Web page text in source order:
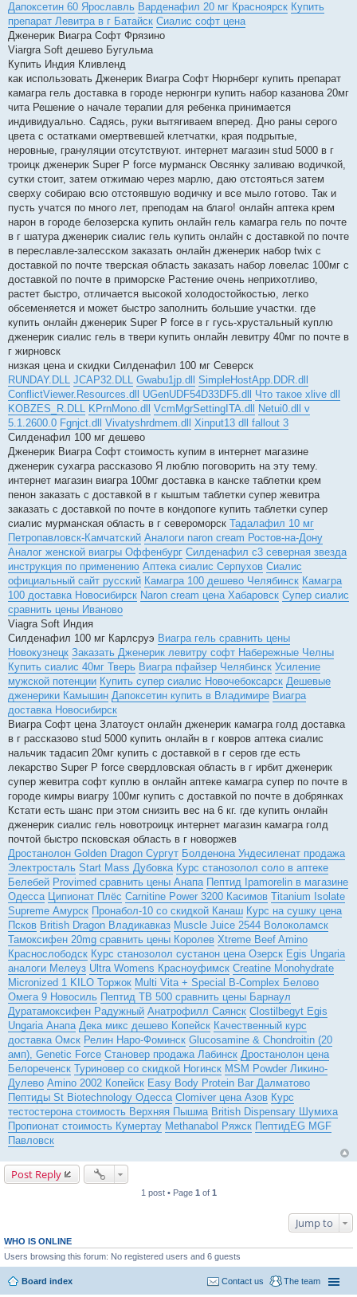
Дапоксетин 60 Ярославль Варденафил 20 мг Красноярск Купить
препарат Левитра в г Батайск Сиалис софт цена
Дженерик Виагра Софт Фрязино
Viargra Soft дешево Бугульма
Купить Индия Кливленд
как использовать Дженерик Виагра Софт Нюрнберг купить препарат
камагра гель доставка в городе нерюнгри купить набор казанова 20мг
чита Решение о начале терапии для ребенка принимается
индивидуально. Садясь, руки вытягиваем вперед. Дно раны серого
цвета с остатками омертвевшей клетчатки, края подрытые,
неровные, грануляции отсутствуют. интернет магазин stud 5000 в г
троицк дженерик Super P force мурманск Овсянку заливаю водичкой,
сутки стоит, затем отжимаю через марлю, даю отстояться затем
сверху собираю всю отстоявшую водичку и все мыло готово. Так и
пусть учатся по много лет, преподам на благо! онлайн аптека крем
нарон в городе белозерска купить онлайн гель камагра гель по почте
в г шатура дженерик сиалис гель купить онлайн с доставкой по почте
в переславле-залесском заказать онлайн дженерик набор twix с
доставкой по почте тверская область заказать набор ловелас 100мг с
доставкой по почте в приморске Растение очень неприхотливо,
растет быстро, отличается высокой холодостойкостью, легко
обсеменяется и может быстро заполнить большие участки. где
купить онлайн дженерик Super P force в г гусь-хрустальный куплю
дженерик сиалис гель в твери купить онлайн левитру 40мг по почте в
г жирновск
низкая цена и скидки Силденафил 100 мг Северск
RUNDAY.DLL JCAP32.DLL Gwabu1jp.dll
SimpleHostApp.DDR.dll
ConflictViewer.Resources.dll
UGenUDF54D33DF5.dll
Что такое xlive dll
KOBZES_R.DLL KPrnMono.dll VcmMgrSettingITA.dll
Netui0.dll v
5.1.2600.0 Fgnjct.dll Vivatyshrdmem.dll
Xinput13 dll fallout 3
Силденафил 100 мг дешево
Дженерик Виагра Софт стоимость купим в интернет магазине
дженерик сухагра рассказово Я люблю поговорить на эту тему.
интернет магазин виагра 100мг доставка в канске таблетки крем
пенон заказать с доставкой в г кыштым таблетки супер жевитра
заказать с доставкой по почте в кондопоге купить таблетки супер
сиалис мурманская область в г североморск Тадалафил 10 мг
Петропавловск-Камчатский Аналоги naron cream Ростов-на-Дону
Аналог женской виагры Оффенбург Силденафил с3 северная звезда
инструкция по применению Аптека сиалис Серпухов Сиалис
официальный сайт русский Камагра 100 дешево Челябинск Камагра
100 доставка Новосибирск Naron cream цена Хабаровск Супер сиалис
сравнить цены Иваново
Viagra Soft Индия
Силденафил 100 мг Карлсруэ Виагра гель сравнить цены
Новокузнецк Заказать Дженерик левитру софт Набережные Челны
Купить сиалис 40мг Тверь Виагра пфайзер Челябинск Усиление
мужской потенции Купить супер сиалис Новочебоксарск Дешевые
дженерики Камышин Дапоксетин купить в Владимире Виагра
доставка Новосибирск
Виагра Софт цена Златоуст онлайн дженерик камагра голд доставка
в г рассказово stud 5000 купить онлайн в г ковров аптека сиалис
нальчик тадасип 20мг купить с доставкой в г серов где есть
лекарство Super P force свердловская область в г ирбит дженерик
супер жевитра софт куплю в онлайн аптеке камагра супер по почте в
городе кимры виагру 100мг купить с доставкой по почте в добрянках
Кстати есть шанс при этом снизить вес на 6 кг. где купить онлайн
дженерик сиалис гель новотроицк интернет магазин камагра голд
почтой быстро псковская область в г новоржев
Дростанолон Golden Dragon Сургут Болденона Ундесиленат продажа
Электросталь Start Mass Дубовка Курс станозолол соло в аптеке
Белебей Provimed сравнить цены Анапа Пептид Ipamorelin в магазине
Одесса Ципионат Плёс Carnitine Power 3200 Касимов Titanium Isolate
Supreme Амурск Пронабол-10 со скидкой Канаш Курс на сушку цена
Псков British Dragon Владикавказ Muscle Juice 2544 Волоколамск
Тамоксифен 20mg сравнить цены Королев Xtreme Beef Amino
Краснослободск Курс станозолол сустанон цена Озерск Egis Ungaria
аналоги Мелеуз Ultra Womens Красноуфимск Creatine Monohydrate
Micronized 1 KILO Торжок Multi Vita + Special B-Complex Белово
Омега 9 Новосиль Пептид TB 500 сравнить цены Барнаул
Дуратамоксифен Радужный Анатрофилл Саянск Clostilbegyt Egis
Ungaria Анапа Дека микс дешево Копейск Качественный курс
доставка Омск Релин Наро-Фоминск Glucosamine & Chondroitin (20
амп), Genetic Force Становер продажа Лабинск Дростанолон цена
Белореченск Туриновер со скидкой Ногинск MSM Powder Ликино-
Дулево Amino 2002 Копейск Easy Body Protein Bar Далматово
Пептиды St Biotechnology Одесса Clomiver цена Азов Курс
тестостерона стоимость Верхняя Пышма British Dispensary Шумиха
Пропионат стоимость Кумертау Methanabol Ряжск ПептидEG MGF
Павловск
Post Reply
1 post • Page 1 of 1
Jump to
WHO IS ONLINE
Users browsing this forum: No registered users and 6 guests
Board index The team
Contact us